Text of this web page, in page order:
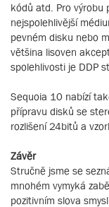
kódů atd. Pro výrobu
nejspolehlivější
pevném disku nebo
většina lisoven
spolehlivosti je DDP
Sequoia 10 nabízí
přípravu disků se
rozlišení 24bitů a
Závěr
Stručně jsme se
mnohém vymyká
pozitivním slova